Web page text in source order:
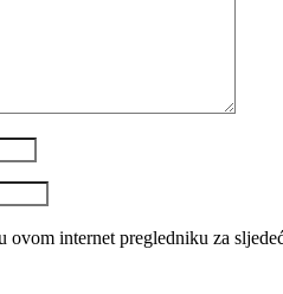
ovom internet pregledniku za